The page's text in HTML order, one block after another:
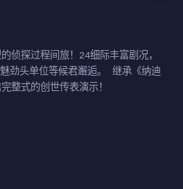
侦探过程间旅！24细际丰富剧况，
劲头单位等候君邂逅。 继承《纳迪
整式的创世传表演示！